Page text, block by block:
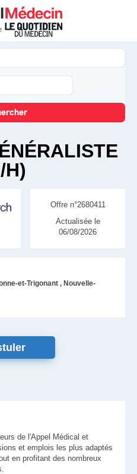
H)
et-Trigonant , Nouvelle-
Offre n°2680411
Actualisée le
06/08/2026
de l'Appel Médical et
et emplois les plus adaptés
en profitant des nombreux